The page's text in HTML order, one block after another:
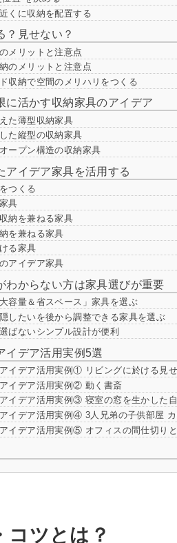
くに収納を配置する
？見せない？
メリットと注意点
のメリットと注意点
収納で空間のメリハリをつくる
に活かす収納家具のアイデア
た薄型収納家具
た縦型の収納家具
ープン構造の収納家具
アイデア家具を活用する
つくる
具
納を兼ねる家具
を兼ねる家具
る家具
アイデア家具
わからない方は家具選びが重要
容量＆省スペース」家具を選ぶ
したいを後から調整できる家具を選ぶ
ばないシンプル設計が便利
イデア活用実例5選
イデア活用実例① リビングに於ける見
イデア活用実例② 動く書斎
イデア活用実例③ 寝室の窓を生かした
イデア活用実例④ 3人兄弟の子供部屋
イデア活用実例⑤ オフィスの間仕切り
コツとは？